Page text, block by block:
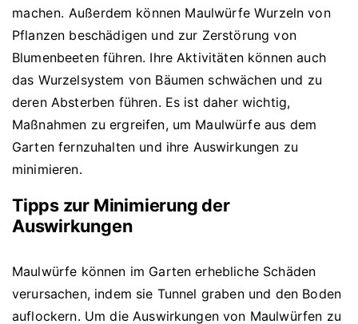
machen. Außerdem können Maulwürfe Wurzeln von
Pflanzen beschädigen und zur Zerstörung von
Blumenbeeten führen. Ihre Aktivitäten können auch
das Wurzelsystem von Bäumen schwächen und zu
deren Absterben führen. Es ist daher wichtig,
Maßnahmen zu ergreifen, um Maulwürfe aus dem
Garten fernzuhalten und ihre Auswirkungen zu
minimieren.
Tipps zur Minimierung der
Auswirkungen
Maulwürfe können im Garten erhebliche Schäden
verursachen, indem sie Tunnel graben und den Boden
auflockern. Um die Auswirkungen von Maulwürfen zu